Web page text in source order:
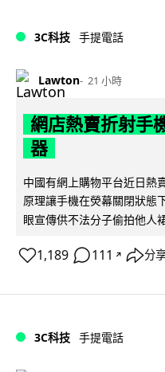
3C科技 手提電話
Lawton 21 小時
網店熱賣折射手
器
中國有網上購物平台近日熱
原理讓手機在熒幕關閉狀態
眼宣傳供不法分子偷拍他人
1,189 111 ↗ 分
3C科技 手提電話